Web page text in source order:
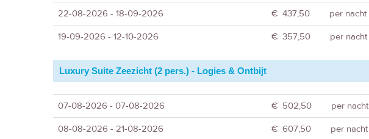
22-08-2026 - 18-09-2026
€ 437,50
per nacht
19-09-2026 - 12-10-2026
€ 357,50 per nacht
Luxury Suite Zeezicht (2 pers.) - Logies & Ontbijt
07-08-2026 - 07-08-2026 € 502,50
per nacht
08-08-2026 - 21-08-2026
€ 607,50 per nacht